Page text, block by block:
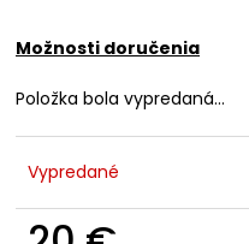
Možnosti doručenia
Položka bola vypredaná…
Vypredané